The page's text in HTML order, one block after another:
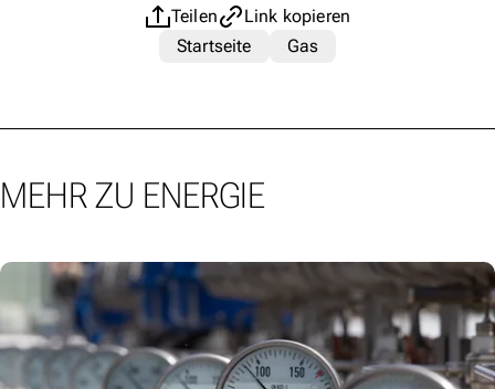
Teilen
Link kopieren
Startseite
Gas
MEHR ZU ENERGIE